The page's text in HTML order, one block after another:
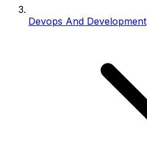
Devops And Development